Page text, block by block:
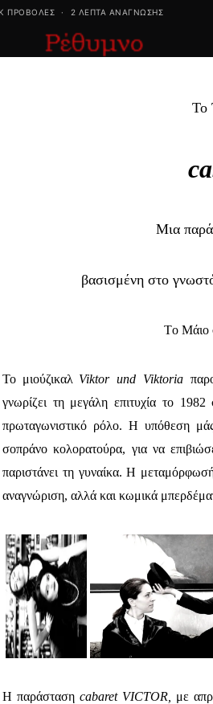
ΠΡΟΒΟΛΕΣ 2 ΛΕΠΤΑ ΑΝΆΓΝΩΣΗΣ
Το
Μια
βασισμένη στο
Tο Μάιο
Το μιούζικαλ Viktor und Viktoria
γνωρίζει τη μεγάλη επιτυχία το
πρωταγωνιστικό ρόλο. Η υπόθεση
σοπράνο κολορατούρα, για να
παριστάνει τη γυναίκα. Η
αναγνώριση, αλλά και κωμικά
Η παράστασηcabaret VICTOR
με